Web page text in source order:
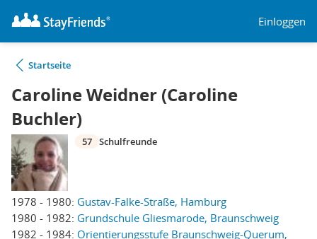
Einloggen
Startseite
Caroline Weidner (Caroline
Buchler)
1978 - 1980: Gustav-Falke-Straße, Hamburg
1980 - 1982: Grundschule Gliesmarode, Braunschweig
1982 - 1984: Orientierungsstufe Braunschweig-Querum,
57 Schulfreunde